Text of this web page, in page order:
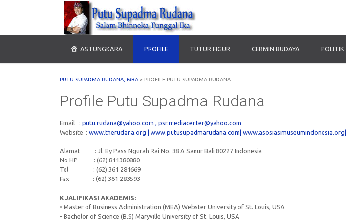
ASTUNGKARA PROFILE TUTUR FIGUR CERMIN BUDAYA POLITIK
PUTU SUPADMA RUDANA, MBA > PROFILE PUTU SUPADMA RUDANA
Profile Putu Supadma Rudana
Email : putu.rudana@yahoo.com
psr.mediacenter@yahoo.com
Website : www.therudana.org | www.putusupadmarudana.com| www.asosiasimuseumindonesia.org|
Alamat : Jl. By Pass Ngurah Rai No. 88 A Sanur Bali 80227 Indonesia
No HP : (62) 811380880
Tel : (62) 361 281669
Fax : (62) 361 283593
KUALIFIKASI AKADEMIS:
• Master of Business Administration (MBA) Webster University of St. Louis, USA
• Bachelor of Science (B.S) Maryville University of St. Louis, USA